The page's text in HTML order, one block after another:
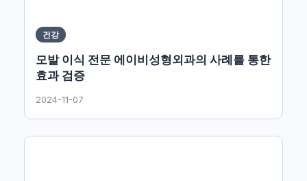
건강
모발 이식 전문 에이비성형외과의 사례를 통한
효과 검증
2024-11-07